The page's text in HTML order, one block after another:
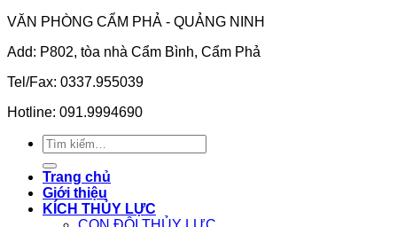
VĂN PHÒNG CẨM PHẢ - QUẢNG NINH
Add: P802, tòa nhà Cẩm Bình, Cẩm Phả
Tel/Fax: 0337.955039
Hotline: 091.9994690
Tìm
kiếm:
Trang chủ
Giới thiệu
KÍCH THỦY LỰC